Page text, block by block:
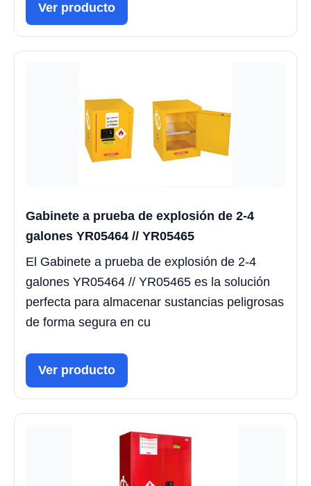
Ver producto
Gabinete a prueba de explosión de 2-4
galones YR05464 // YR05465
El Gabinete a prueba de explosión de 2-4
galones YR05464 // YR05465 es la solución
perfecta para almacenar sustancias peligrosas
de forma segura en cu
Ver producto